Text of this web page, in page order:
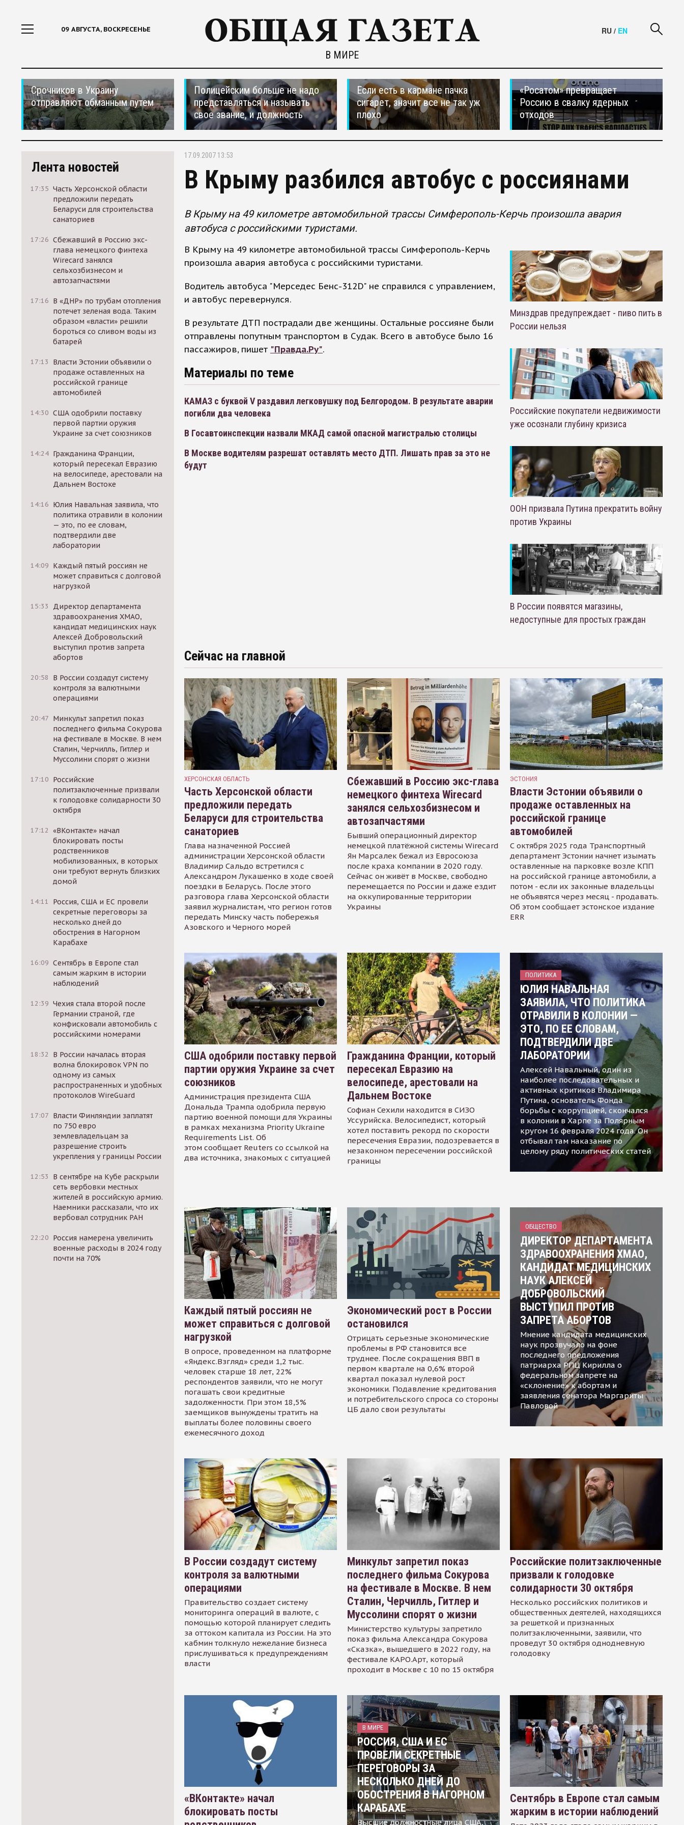
09 АВГУСТА, ВОСКРЕСЕНЬЕ
В МИРЕ
RU / EN
Срочников в Украину
отправляют обманным путем
Полицейским больше не надо
представляться и называть
свое звание, и должность
Если есть в кармане пачка
сигарет, значит все не так уж
плохо
«Росатом» превращает
Россию в свалку ядерных
отходов
Лента новостей
17:35 Часть Херсонской области
предложили передать
Беларуси для строительства
санаториев
17:26 Сбежавший в Россию экс-
глава немецкого финтеха
Wirecard занялся
сельхозбизнесом и
автозапчастями
17:16 В «ДНР» по трубам отопления
потечет зеленая вода. Таким
образом «власти» решили
бороться со сливом воды из
батарей
17:13
Власти Эстонии объявили о
продаже оставленных на
российской границе
автомобилей
14:30 США одобрили поставку
первой партии оружия
Украине за счет союзников
14:24 Гражданина Франции,
который пересекал Евразию
на велосипеде, арестовали на
Дальнем Востоке
14:16 Юлия Навальная заявила, что
политика отравили в колонии
— это, по ее словам,
подтвердили две
лаборатории
14:09 Каждый пятый россиян не
может справиться с долговой
нагрузкой
15:33
Директор департамента
здравоохранения ХМАО,
кандидат медицинских наук
Алексей Добровольский
выступил против запрета
абортов
20:58
В России создадут систему
контроля за валютными
операциями
20:47 Минкульт запретил показ
последнего фильма Сокурова
на фестивале в Москве. В нем
Сталин, Черчилль, Гитлер и
Муссолини спорят о жизни
17:10 Российские
политзаключенные призвали
к голодовке солидарности 30
октября
17:12 «ВКонтакте» начал
блокировать посты
родственников
мобилизованных, в которых
они требуют вернуть близких
домой
14:11
Россия, США и ЕС провели
секретные переговоры за
несколько дней до
обострения в Нагорном
Карабахе
16:09 Сентябрь в Европе стал
самым жарким в истории
наблюдений
12:39 Чехия стала второй после
Германии страной, где
конфисковали автомобиль с
российскими номерами
18:32
В России началась вторая
волна блокировок VPN по
одному из самых
распространенных и удобных
протоколов WireGuard
17:07 Власти Финляндии заплатят
по 750 евро
землевладельцам за
разрешение строить
укрепления у границы России
12:53
В сентябре на Кубе раскрыли
сеть вербовки местных
жителей в российскую армию.
Наемники рассказали, что их
вербовал сотрудник РАН
22:20 Россия намерена увеличить
военные расходы в 2024 году
почти на 70%
17.09.2007 13:53
В Крыму разбился автобус с россиянами
В Крыму на 49 километре автомобильной трассы Симферополь-Керчь произошла авария
автобуса с российскими туристами.
В Крыму на 49 километре автомобильной трассы Симферополь-Керчь
произошла авария автобуса с российскими туристами.
Водитель автобуса "Мерседес Бенс-312D" не справился с управлением,
и автобус перевернулся.
В результате ДТП пострадали две женщины. Остальные россияне были
отправлены попутным транспортом в Судак. Всего в автобусе было 16
пассажиров, пишет "Правда.Ру".
Материалы по теме
КАМАЗ с буквой V раздавил легковушку под Белгородом. В результате аварии
погибли два человека
В Госавтоинспекции назвали МКАД самой опасной магистралью столицы
В Москве водителям разрешат оставлять место ДТП. Лишать прав за это не
будут
Минздрав предупреждает - пиво пить в
России нельзя
Российские покупатели недвижимости
уже осознали глубину кризиса
ООН призвала Путина прекратить войну
против Украины
В России появятся магазины,
недоступные для простых граждан
Сейчас на главной
ХЕРСОНСКАЯ ОБЛАСТЬ
Часть Херсонской области
предложили передать
Беларуси для строительства
санаториев
Глава назначенной Россией
администрации Херсонской области
Владимир Сальдо встретился с
Александром Лукашенко в ходе своей
поездки в Беларусь. После этого
разговора глава Херсонской области
заявил журналистам, что регион готов
передать Минску часть побережья
Азовского и Черного морей
Сбежавший в Россию экс-глава
немецкого финтеха Wirecard
занялся сельхозбизнесом и
автозапчастями
Бывший операционный директор
немецкой платёжной системы Wirecard
Ян Марсалек бежал из Евросоюза
после краха компании в 2020 году.
Сейчас он живёт в Москве, свободно
перемещается по России и даже ездит
на оккупированные территории
Украины
ЭСТОНИЯ
Власти Эстонии объявили о
продаже оставленных на
российской границе
автомобилей
С октября 2025 года Транспортный
департамент Эстонии начнет изымать
оставленные на парковке возле КПП
на российской границе автомобили, а
потом - если их законные владельцы
не объявятся через месяц - продавать.
Об этом сообщает эстонское издание
ERR
США одобрили поставку первой
партии оружия Украине за счет
союзников
Администрация президента США
Дональда Трампа одобрила первую
партию военной помощи для Украины
в рамках механизма Priority Ukraine
Requirements List. Об
этом сообщает Reuters со ссылкой на
два источника, знакомых с ситуацией
Гражданина Франции, который
пересекал Евразию на
велосипеде, арестовали на
Дальнем Востоке
Софиан Сехили находится в СИЗО
Уссурийска. Велосипедист, который
хотел поставить рекорд по скорости
пересечения Евразии, подозревается в
незаконном пересечении российской
границы
ПОЛИТИКА
ЮЛИЯ НАВАЛЬНАЯ
ЗАЯВИЛА, ЧТО ПОЛИТИКА
ОТРАВИЛИ В КОЛОНИИ —
ЭТО, ПО ЕЕ СЛОВАМ,
ПОДТВЕРДИЛИ ДВЕ
ЛАБОРАТОРИИ
Алексей Навальный, один из
наиболее последовательных и
активных критиков Владимира
Путина, основатель Фонда
борьбы с коррупцией, скончался
в колонии в Харпе за Полярным
кругом 16 февраля 2024 года. Он
отбывал там наказание по
целому ряду политических статей
Каждый пятый россиян не
может справиться с долговой
нагрузкой
В опросе, проведенном на платформе
«Яндекс.Взгляд» среди 1,2 тыс.
человек старше 18 лет, 22%
респондентов заявили, что не могут
погашать свои кредитные
задолженности. При этом 18,5%
заемщиков вынуждены тратить на
выплаты более половины своего
ежемесячного доход
Экономический рост в России
остановился
Отрицать серьезные экономические
проблемы в РФ становится все
труднее. После сокращения ВВП в
первом квартале на 0,6% второй
квартал показал нулевой рост
экономики. Подавление кредитования
и потребительского спроса со стороны
ЦБ дало свои результаты
ОБЩЕСТВО
ДИРЕКТОР ДЕПАРТАМЕНТА
ЗДРАВООХРАНЕНИЯ ХМАО,
КАНДИДАТ МЕДИЦИНСКИХ
НАУК АЛЕКСЕЙ
ДОБРОВОЛЬСКИЙ
ВЫСТУПИЛ ПРОТИВ
ЗАПРЕТА АБОРТОВ
Мнение кандидата медицинских
наук прозвучало на фоне
последнего предложения
патриарха РПЦ Кирилла о
федеральном запрете на
«склонение» к абортам и
заявления сенатора Маргариты
Павловой
В России создадут систему
контроля за валютными
операциями
Правительство создает систему
мониторинга операций в валюте, с
помощью которой планирует следить
за оттоком капитала из России. На это
кабмин толкнуло нежелание бизнеса
прислушиваться к предупреждениям
власти
Минкульт запретил показ
последнего фильма Сокурова
на фестивале в Москве. В нем
Сталин, Черчилль, Гитлер и
Муссолини спорят о жизни
Министерство культуры запретило
показ фильма Александра Сокурова
«Сказка», вышедшего в 2022 году, на
фестивале КАРО.Арт, который
проходит в Москве с 10 по 15 октября
Российские политзаключенные
призвали к голодовке
солидарности 30 октября
Несколько российских политиков и
общественных деятелей, находящихся
за решеткой и признанных
политзаключенными, заявили, что
проведут 30 октября однодневную
голодовку
«ВКонтакте» начал
блокировать посты
В МИРЕ
РОССИЯ, США И ЕС
ПРОВЕЛИ СЕКРЕТНЫЕ
ПЕРЕГОВОРЫ ЗА
НЕСКОЛЬКО ДНЕЙ ДО
ОБОСТРЕНИЯ В НАГОРНОМ
КАРАБАХЕ
Высшие должностные лица США,
Сентябрь в Европе стал самым
жарким в истории наблюдений